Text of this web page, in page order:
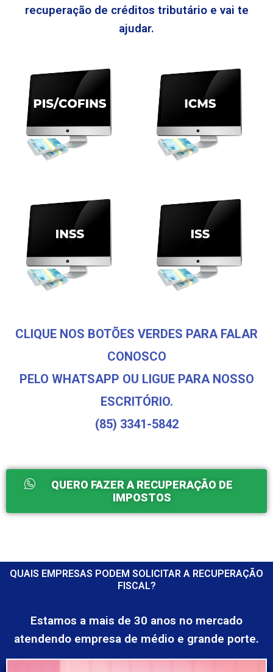
recuperação de créditos tributário e vai te
ajudar.
CLIQUE NOS BOTÕES VERDES PARA FALAR
CONOSCO
PELO WHATSAPP OU LIGUE PARA NOSSO
ESCRITÓRIO.
(85) 3341-5842
QUERO FAZER A RECUPERAÇÃO DE
IMPOSTOS
QUAIS EMPRESAS PODEM SOLICITAR A RECUPERAÇÃO
FISCAL?
Estamos a mais de 30 anos no mercado
atendendo empresa de médio e grande porte.